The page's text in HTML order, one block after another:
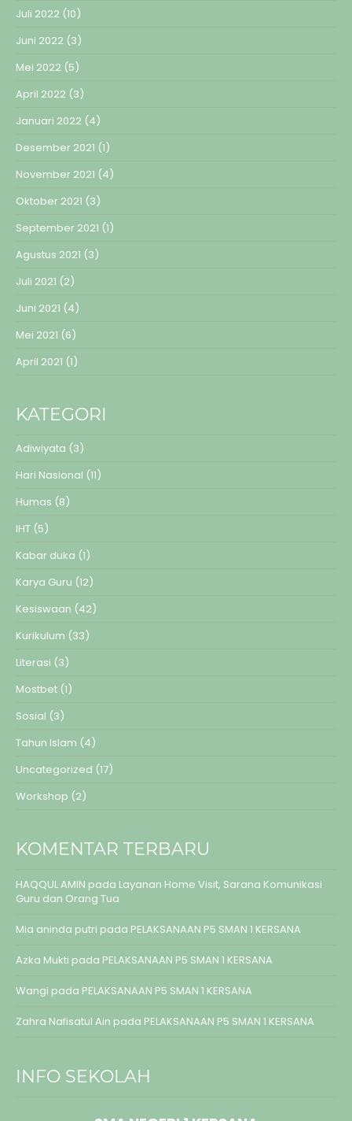
Juli 2022 (10)
Juni 2022 (3)
Mei 2022 (5)
April 2022 (3)
Januari 2022 (4)
Desember 2021 (1)
November 2021 (4)
Oktober 2021 (3)
September 2021 (1)
Agustus 2021 (3)
Juli 2021 (2)
Juni 2021 (4)
Mei 2021 (6)
April 2021 (1)
KATEGORI
Adiwiyata (3)
Hari Nasional (11)
Humas (8)
IHT (5)
Kabar duka (1)
Karya Guru (12)
Kesiswaan (42)
Kurikulum (33)
Literasi (3)
Mostbet (1)
Sosial (3)
Tahun Islam (4)
Uncategorized (17)
Workshop (2)
KOMENTAR TERBARU
HAQQUL AMIN pada Layanan Home Visit, Sarana Komunikasi
Guru dan Orang Tua
Mia aninda putri pada PELAKSANAAN P5 SMAN 1 KERSANA
Azka Mukti pada PELAKSANAAN P5 SMAN 1 KERSANA
Wangi pada PELAKSANAAN P5 SMAN 1 KERSANA
Zahra Nafisatul Ain pada PELAKSANAAN P5 SMAN 1 KERSANA
INFO SEKOLAH